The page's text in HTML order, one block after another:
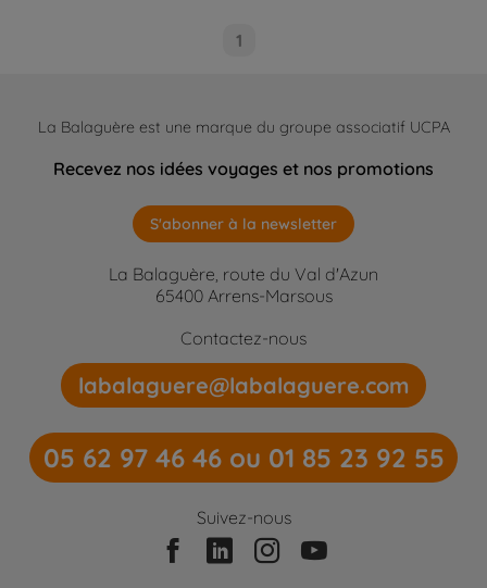
1
La Balaguère est une marque du groupe associatif UCPA
Recevez nos idées voyages et nos promotions
S'abonner à la newsletter
La Balaguère, route du Val d'Azun
65400 Arrens-Marsous
Contactez-nous
labalaguere@labalaguere.com
05 62 97 46 46 ou 01 85 23 92 55
Suivez-nous